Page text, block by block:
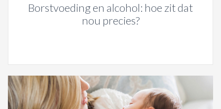
Borstvoeding en alcohol: hoe zit dat
nou precies?